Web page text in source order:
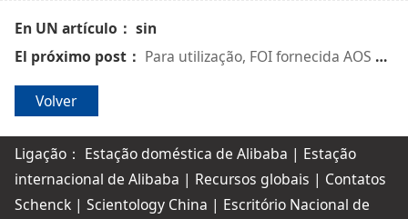
En UN artículo： sin
El próximo post： Para utilização, FOI fornecida AOS clientes UMA Grande Linha de produção Da Folha de capacidade.
Volver
Ligação： Estação doméstica de Alibaba | Estação
internacional de Alibaba | Recursos globais | Contatos
Schenck| Scientology China | Escritório Nacional de